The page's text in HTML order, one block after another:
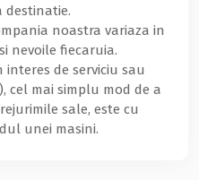
destinatie.
noastra variaza in
nevoile fiecaruia.
interes de serviciu sau
cel mai simplu mod de a
sale, este cu
unei masini.